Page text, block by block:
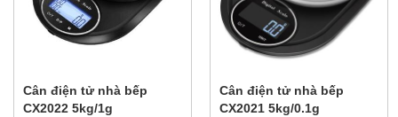
Cân điện tử nhà bếp
CX2022 5kg/1g
Cân điện tử nhà bếp
CX2021 5kg/0.1g